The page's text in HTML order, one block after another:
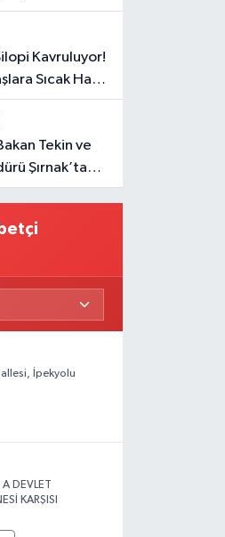
Sıcak Hava
Şırnak’ta
İpekyolu
DEVLET
KARŞISI